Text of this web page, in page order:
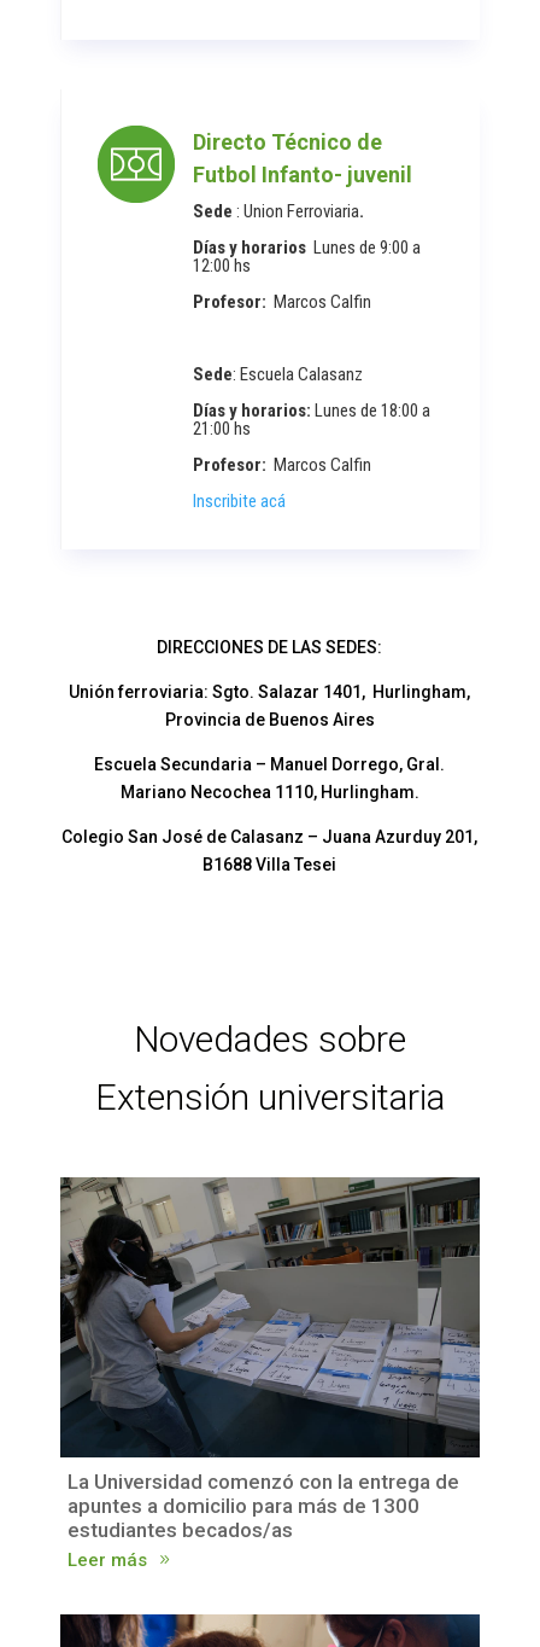
Directo Técnico de
Futbol Infanto- juvenil
Sede : Union Ferroviaria.
Días y horarios Lunes de 9:00 a
12:00 hs
Profesor: Marcos Calfin
Sede: Escuela Calasanz
Días y horarios: Lunes de 18:00 a
21:00 hs
Profesor: Marcos Calfin
Inscribite acá
DIRECCIONES DE LAS SEDES:
Unión ferroviaria: Sgto. Salazar 1401, Hurlingham,
Provincia de Buenos Aires
Escuela Secundaria – Manuel Dorrego, Gral.
Mariano Necochea 1110, Hurlingham.
Colegio San José de Calasanz – Juana Azurduy 201,
B1688 Villa Tesei
Novedades sobre
Extensión universitaria
La Universidad comenzó con la entrega de
apuntes a domicilio para más de 1300
estudiantes becados/as
Leer más